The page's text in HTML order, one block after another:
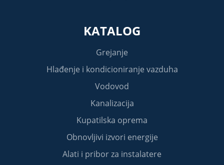
KATALOG
Grejanje
Hlađenje i kondicioniranje vazduha
Vodovod
Kanalizacija
Kupatilska oprema
Obnovljivi izvori energije
Alati i pribor za instalatere